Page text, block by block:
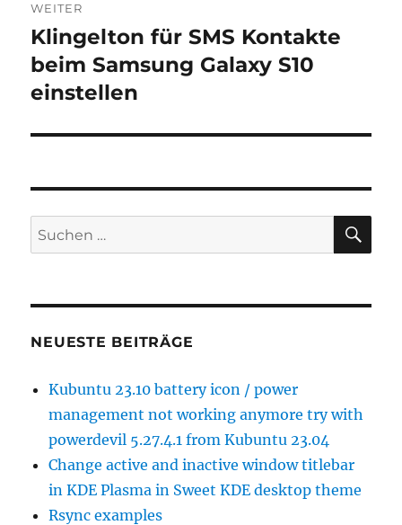
WEITER
Nächster
Beitrag:
Klingelton für SMS Kontakte
beim Samsung Galaxy S10
einstellen
Suchen
nach:
NEUESTE BEITRÄGE
Kubuntu 23.10 battery icon / power
management not working anymore try with
powerdevil 5.27.4.1 from Kubuntu 23.04
Change active and inactive window titlebar
in KDE Plasma in Sweet KDE desktop theme
Rsync examples